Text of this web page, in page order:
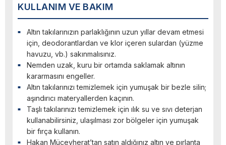
KULLANIM VE BAKIM
Altın takılarınızın parlaklığının uzun yıllar devam etmesi
için, deodorantlardan ve klor içeren sulardan (yüzme
havuzu, vb.) sakınmalısınız.
Nemden uzak, kuru bir ortamda saklamak altının
kararmasını engeller.
Altın takılarınızı temizlemek için yumuşak bir bezle silin;
aşındırıcı materyallerden kaçının.
Taşlı takılarınızı temizlemek için ılık su ve sıvı deterjan
kullanabilirsiniz, ulaşılması zor bölgeler için yumuşak
bir fırça kullanın.
Hakan Mücevherat’tan satın aldığınız altın ve pırlanta